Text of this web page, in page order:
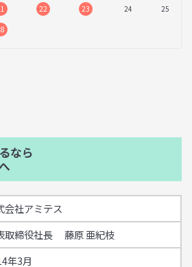
22 23 24
25
なら
会社アミテス
取締役社長 藤原 亜紀枝
年3月